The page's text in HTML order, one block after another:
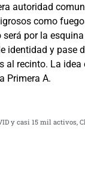
autoridad
como
será por la
identidad y pase
al recinto. La
Primera A.
y casi 15 mil activos,